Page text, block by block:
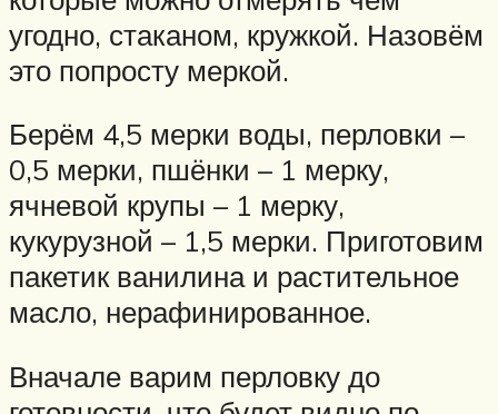
угодно, стаканом, кружкой. Назовём
это попросту меркой.
Берём 4,5 мерки воды, перловки –
0,5 мерки, пшёнки – 1 мерку,
ячневой крупы – 1 мерку,
кукурузной – 1,5 мерки. Приготовим
пакетик ванилина и растительное
масло, нерафинированное.
Вначале варим перловку до